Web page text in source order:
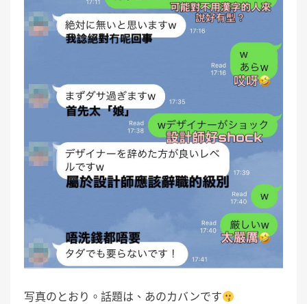
写真のとおり。話題は、あのカバンです